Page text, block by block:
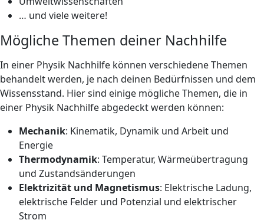
… und viele weitere!
Mögliche Themen deiner Nachhilfe
In einer Physik Nachhilfe können verschiedene Themen
behandelt werden, je nach deinen Bedürfnissen und dem
Wissensstand. Hier sind einige mögliche Themen, die in
einer Physik Nachhilfe abgedeckt werden können:
Mechanik: Kinematik, Dynamik und Arbeit und
Energie
Thermodynamik: Temperatur, Wärmeübertragung
und Zustandsänderungen
Elektrizität und Magnetismus: Elektrische Ladung,
elektrische Felder und Potenzial und elektrischer
Strom